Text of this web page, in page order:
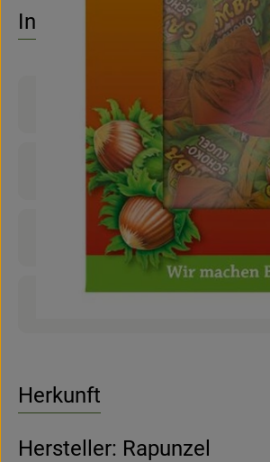
Info
Produktinformationen
Zutaten
Nährwert-Info
Herkunft
Hersteller: Rapunzel